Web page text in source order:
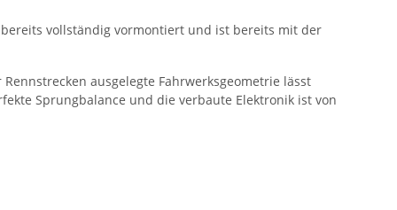
bereits vollständig vormontiert und ist bereits mit der
ausgelegte Fahrwerksgeometrie lässt
Sprungbalance und die verbaute Elektronik ist von